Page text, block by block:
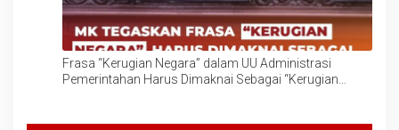
Frasa “Kerugian Negara” dalam UU Administrasi
Pemerintahan Harus Dimaknai Sebagai “Kerugian